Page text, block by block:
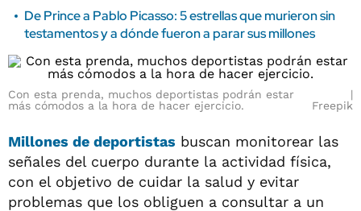
De Prince a Pablo Picasso: 5 estrellas que murieron sin
testamentos y a dónde fueron a parar sus millones
Con esta prenda, muchos deportistas podrán estar
más cómodos a la hora de hacer ejercicio.
Freepik
Millones de deportistas buscan monitorear las
señales del cuerpo durante la actividad física,
con el objetivo de cuidar la salud y evitar
problemas que los obliguen a consultar a un